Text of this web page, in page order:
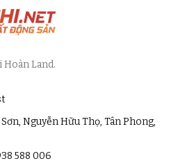
Land.
Nguyễn Hữu Thọ, Tân Phong,
588 006